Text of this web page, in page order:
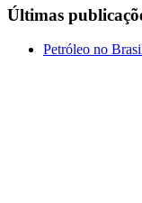
Últimas
Petróleo no